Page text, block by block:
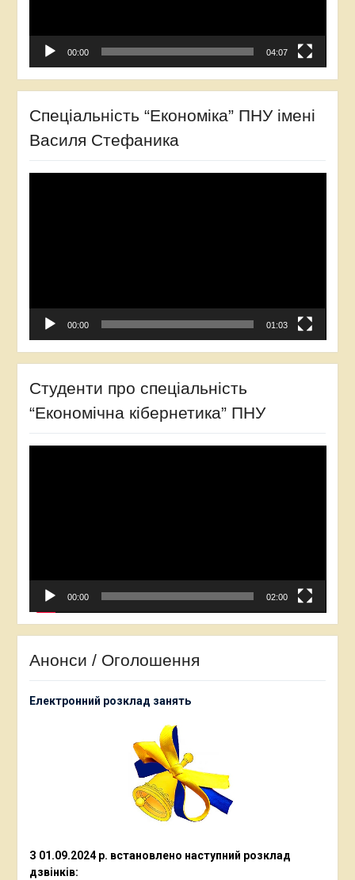
00:00 04:07
Спеціальність “Економіка” ПНУ імені
Василя Стефаника
00:00 01:03
Студенти про спеціальність
“Економічна кібернетика” ПНУ
00:00 02:00
Анонси / Оголошення
Електронний розклад занять
З 01.09.2024 р. встановлено наступний розклад
дзвінків: